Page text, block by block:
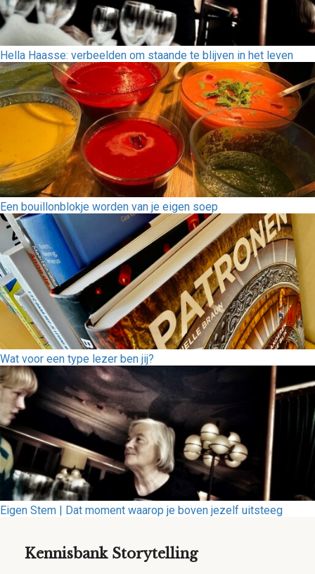
Hella Haasse: verbeelden om staande te blijven in het leven
Een bouillonblokje worden van je eigen soep
Wat voor een type lezer ben jij?
Eigen Stem | Dat moment waarop je boven jezelf uitsteeg
Kennisbank Storytelling